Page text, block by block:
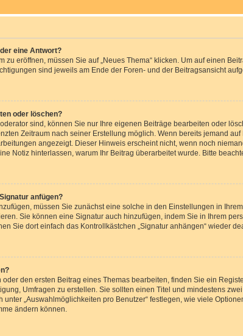
eine Antwort?
zu eröffnen, müssen Sie auf „Neues Thema“ klicken. Um auf einen
sind jeweils am Ende der Foren- und der Beitragsansicht
oder löschen?
sind, können Sie nur Ihre eigenen Beiträge bearbeiten oder
Zeitraum nach seiner Erstellung möglich. Wenn bereits jemand
angezeigt. Dieser Hinweis erscheint nicht, wenn noch
Notiz hinterlassen, warum Ihr Beitrag überarbeitet wurde. Bitte
anfügen?
müssen Sie zunächst eine solche in den Einstellungen in
Sie können eine Signatur auch hinzufügen, indem Sie in Ihrem
Sie dort einfach das Kontrollkästchen „Signatur anhängen“ wieder
den ersten Beitrag eines Themas bearbeiten, finden Sie ein
Umfragen zu erstellen. Sie sollten einen Titel und mindestens
unter „Auswahlmöglichkeiten pro Benutzer“ festlegen, wie viele
ändern können.